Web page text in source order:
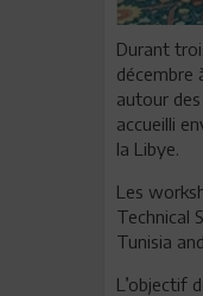
Durant
décembre
autour
accueilli
la Libye.
Les
Technical
Tunisia
L’objectif